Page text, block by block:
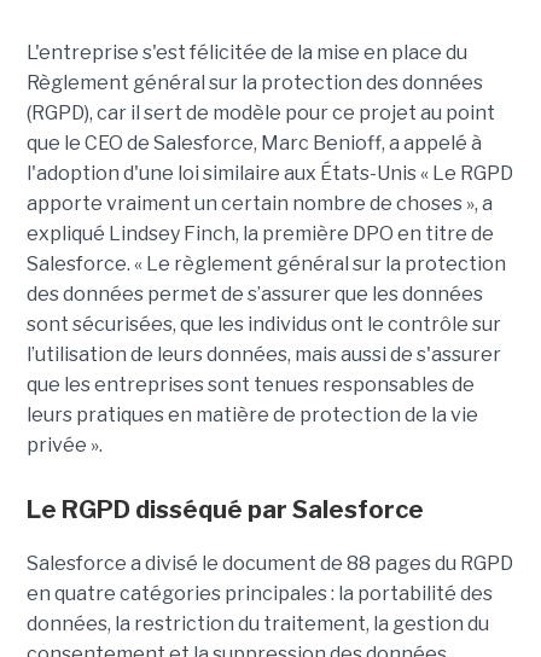
L'entreprise s'est félicitée de la mise en place du
Règlement général sur la protection des données
(RGPD), car il sert de modèle pour ce projet au point
que le CEO de Salesforce, Marc Benioff, a appelé à
l'adoption d'une loi similaire aux États-Unis « Le RGPD
apporte vraiment un certain nombre de choses », a
expliqué Lindsey Finch, la première DPO en titre de
Salesforce. « Le règlement général sur la protection
des données permet de s’assurer que les données
sont sécurisées, que les individus ont le contrôle sur
l’utilisation de leurs données, mais aussi de s'assurer
que les entreprises sont tenues responsables de
leurs pratiques en matière de protection de la vie
privée ».
Le RGPD disséqué par Salesforce
Salesforce a divisé le document de 88 pages du RGPD
en quatre catégories principales : la portabilité des
données, la restriction du traitement, la gestion du